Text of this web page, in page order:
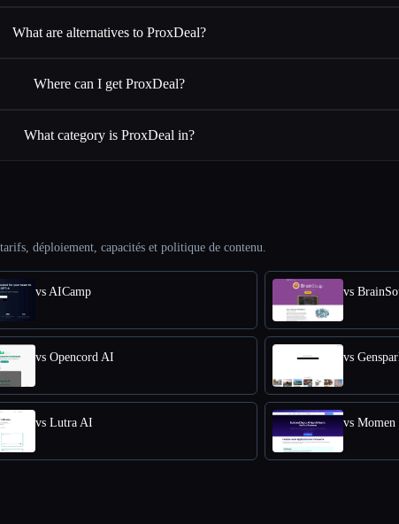
What are alternatives to ProxDeal?
Where can I get ProxDeal?
What category is ProxDeal in?
déploiement, capacités et politique de contenu.
vs AICamp vs
vs Opencord AI vs
vs Lutra AI vs Momen